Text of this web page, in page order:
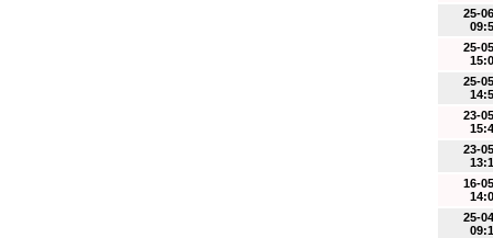
25-
25-
25-
23-
23-
16-
25-